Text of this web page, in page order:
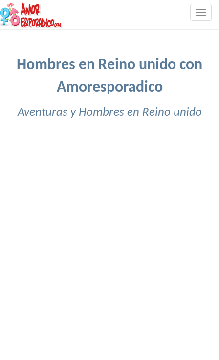
Hombres en Reino unido con
Amoresporadico
Aventuras y Hombres en Reino unido